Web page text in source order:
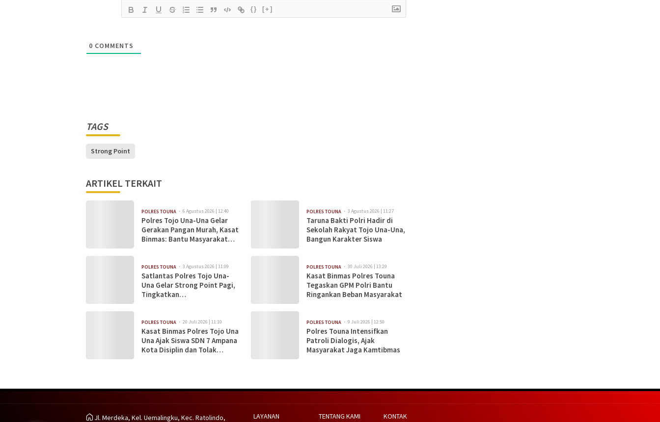
{} [+]
0 COMMENTS
TAGS
Strong Point
ARTIKEL TERKAIT
POLRES TOUNA 6 Agustus 2026 | 12:40
Polres Tojo Una-Una Gelar
Gerakan Pangan Murah, Kasat
Binmas: Bantu Masyarakat
POLRES TOUNA 3 Agustus 2026 | 11:27
Taruna Bakti Polri Hadir di
Sekolah Rakyat Tojo Una-Una,
Bangun Karakter Siswa
POLRES TOUNA 3 Agustus 2026 | 11:09
Satlantas Polres Tojo Una-
Una Gelar Strong Point Pagi,
Tingkatkan
POLRES TOUNA 30 Juli 2026 | 13:29
Kasat Binmas Polres Touna
Tegaskan GPM Polri Bantu
Ringankan Beban Masyarakat
POLRES TOUNA 20 Juli 2026 | 11:10
Kasat Binmas Polres Tojo Una
Una Ajak Siswa SDN 7 Ampana
Kota Disiplin dan Tolak
POLRES TOUNA 9 Juli 2026 | 12:50
Polres Touna Intensifkan
Patroli Dialogis, Ajak
Masyarakat Jaga Kamtibmas
Jl. Merdeka, Kel. Uemalingku, Kec. Ratolindo, LAYANAN TENTANG KAMI KONTAK